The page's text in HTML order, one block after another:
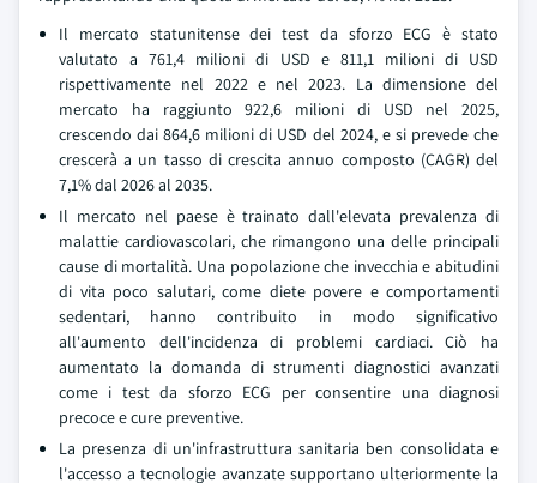
Il mercato statunitense dei test da sforzo ECG è stato
valutato a 761,4 milioni di USD e 811,1 milioni di USD
rispettivamente nel 2022 e nel 2023. La dimensione del
mercato ha raggiunto 922,6 milioni di USD nel 2025,
crescendo dai 864,6 milioni di USD del 2024, e si prevede che
crescerà a un tasso di crescita annuo composto (CAGR) del
7,1% dal 2026 al 2035.
Il mercato nel paese è trainato dall'elevata prevalenza di
malattie cardiovascolari, che rimangono una delle principali
cause di mortalità. Una popolazione che invecchia e abitudini
di vita poco salutari, come diete povere e comportamenti
sedentari, hanno contribuito in modo significativo
all'aumento dell'incidenza di problemi cardiaci. Ciò ha
aumentato la domanda di strumenti diagnostici avanzati
come i test da sforzo ECG per consentire una diagnosi
precoce e cure preventive.
La presenza di un'infrastruttura sanitaria ben consolidata e
l'accesso a tecnologie avanzate supportano ulteriormente la